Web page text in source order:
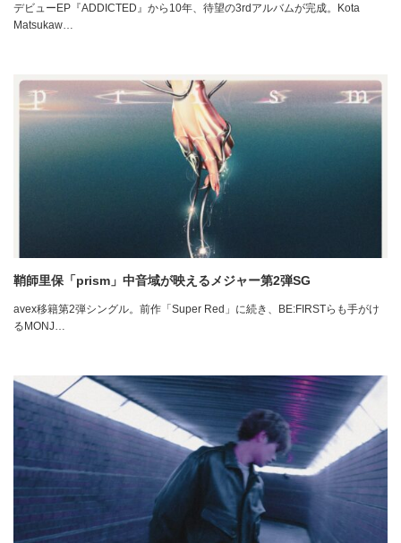
デビューEP『ADDICTED』から10年、待望の3rdアルバムが完成。Kota
Matsukaw…
鞘師里保「prism」中音域が映えるメジャー第2弾SG
avex移籍第2弾シングル。前作「Super Red」に続き、BE:FIRSTらも手がけ
るMONJ…